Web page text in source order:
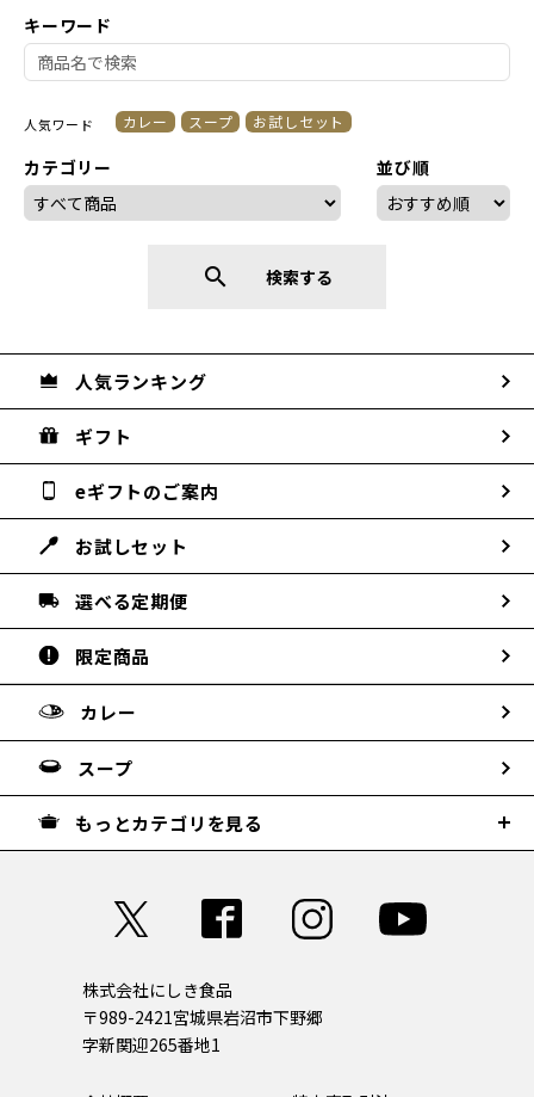
キーワード
カテゴリー
人気ワード カレー スープ お試しセット
並び順
search 検索する
人気ランキング
ギフト
eギフトのご案内
お試しセット
選べる定期便
限定商品
カレー
スープ
もっとカテゴリを見る
株式会社にしき食品
〒989-2421宮城県岩沼市下野郷
字新関迎265番地1